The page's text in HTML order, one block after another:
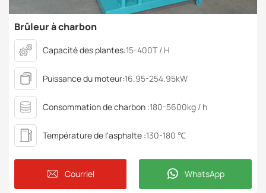
Brûleur à charbon
Capacité des plantes:15-400T / H
Puissance du moteur:16.95-254.95kW
Consommation de charbon :180-5600kg / h
Température de l'asphalte :130-180 ℃
Courriel WhatsApp